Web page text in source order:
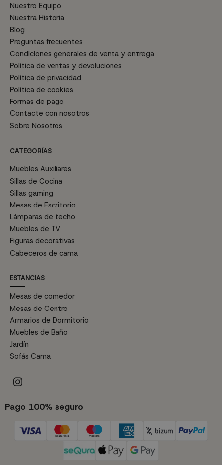
Nuestro Equipo
Nuestra Historia
Blog
Preguntas frecuentes
Condiciones generales de venta y entrega
Política de ventas y devoluciones
Política de privacidad
Política de cookies
Formas de pago
Contacte con nosotros
Sobre Nosotros
CATEGORÍAS
Muebles Auxiliares
Sillas de Cocina
Sillas gaming
Mesas de Escritorio
Lámparas de techo
Muebles de TV
Figuras decorativas
Cabeceros de cama
ESTANCIAS
Mesas de comedor
Mesas de Centro
Armarios de Dormitorio
Muebles de Baño
Jardín
Sofás Cama
Pago 100% seguro